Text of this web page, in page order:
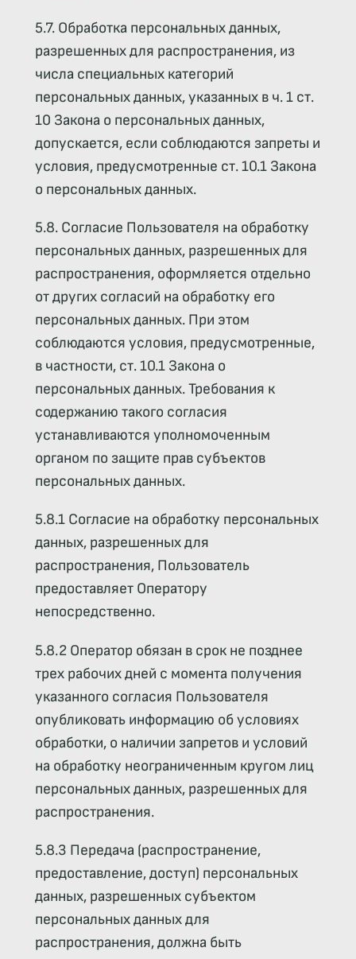
5.7. Обработка персональных данных,
разрешенных для распространения, из
числа специальных категорий
персональных данных, указанных в ч. 1 ст.
10 Закона о персональных данных,
допускается, если соблюдаются запреты и
условия, предусмотренные ст. 10.1 Закона
о персональных данных.
5.8. Согласие Пользователя на обработку
персональных данных, разрешенных для
распространения, оформляется отдельно
от других согласий на обработку его
персональных данных. При этом
соблюдаются условия, предусмотренные,
в частности, ст. 10.1 Закона о
персональных данных. Требования к
содержанию такого согласия
устанавливаются уполномоченным
органом по защите прав субъектов
персональных данных.
5.8.1 Согласие на обработку персональных
данных, разрешенных для
распространения, Пользователь
предоставляет Оператору
непосредственно.
5.8.2 Оператор обязан в срок не позднее
трех рабочих дней с момента получения
указанного согласия Пользователя
опубликовать информацию об условиях
обработки, о наличии запретов и условий
на обработку неограниченным кругом лиц
персональных данных, разрешенных для
распространения.
5.8.3 Передача (распространение,
предоставление, доступ) персональных
данных, разрешенных субъектом
персональных данных для
распространения, должна быть